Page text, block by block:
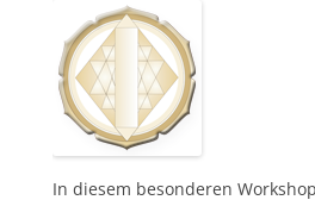
In diesem besonderen